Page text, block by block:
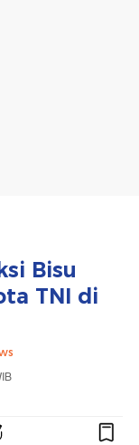
Bisu
TNI di